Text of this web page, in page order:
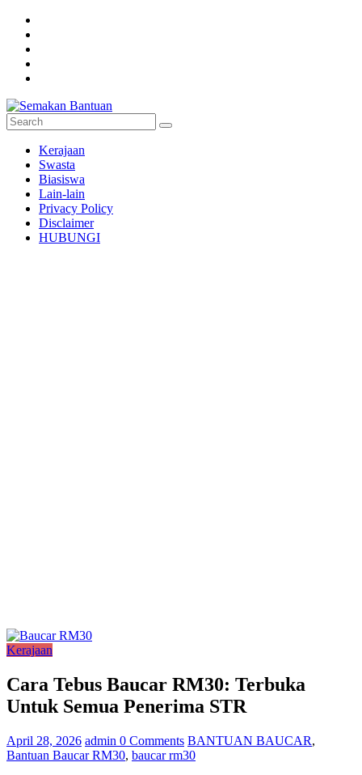
Skip
content
Semakan
Bantuan
Semakan
untuk
semua
Kerajaan
Swasta
Biasiswa
Lain-lain
Privacy Policy
Disclaimer
HUBUNGI
Kerajaan
Cara Tebus Baucar RM30: Terbuka
Untuk Semua Penerima STR
April 28, 2026 admin 0 Comments BANTUAN BAUCAR,
Bantuan Baucar RM30, baucar rm30